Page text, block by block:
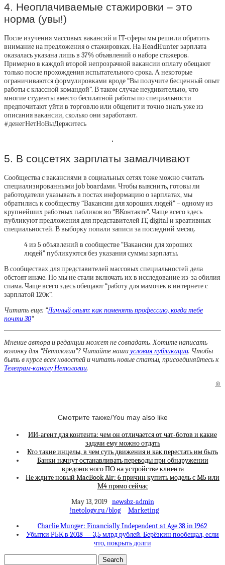
4. Неоплачиваемые стажировки – это
норма (увы!)
После изучения массовых вакансий и IT-сферы мы решили обратить
внимание на предложения о стажировках. На HeadHunter зарплата
оказалась указана лишь в 37% объявлений о наборе стажеров.
Примерно в каждой второй непрозрачной вакансии оплату обещают
только после прохождения испытательного срока. А некоторые
ограничиваются формулировками вроде “Вы получите бесценный опыт
работы с классной командой”. В таком случае неудивительно, что
многие студенты вместо бесплатной работы по специальности
предпочитают уйти в торговлю или общепит и точно знать уже из
описания вакансии, сколько они заработают.
#денегНетНоВыДержитесь
5. В соцсетях зарплаты замалчивают
Сообщества с вакансиями в социальных сетях тоже можно считать
специализированными job boardами. Чтобы выяснить, готовы ли
работодатели указывать в постах информацию о зарплатах, мы
обратились к сообществу “Вакансии для хороших людей” – одному из
крупнейших работных пабликов во “ВКонтакте”. Чаще всего здесь
публикуют предложения для представителей IT, digital и креативных
специальностей. В выборку попали записи за последний месяц.
4 из 5 объявлений в сообществе “Вакансии для хороших
людей” публикуются без указания суммы зарплаты.
В сообществах для представителей массовых специальностей дела
обстоят иначе. Но мы не стали включать их в исследование из-за обилия
спама. Чаще всего здесь обещают “работу для мамочек в интернете с
зарплатой 120к”.
Читать еще: “Личный опыт: как поменять профессию, когда тебе
почти 30“
Мнение автора и редакции может не совпадать. Хотите написать
колонку для “Нетологии”? Читайте нашиусловия публикации. Чтобы
быть в курсе всех новостей и читать новые статьи, присоединяйтесь к
Телеграм-каналу Нетологии.
©
Смотрите также/You may also like
ИИ-агент для контента: чем он отличается от чат-ботов и какие
задачи ему можно отдать
Кто такие инцелы, в чем суть движения и как перестать им быть
Банки начнут останавливать переводы при обнаружении
вредоносного ПО на устройстве клиента
Не ждите новый MacBook Air: 6 причин купить модель с M5 или
M4 прямо сейчас
May 13, 2019 newsbz-admin
!netology.ru/blog
Marketing
Charlie Munger: Financially Independent at Age 38 in 1962
Убытки РБК в 2018 — 3,5 млрд рублей. Берёзкин пообещал, если
что, покрыть долги